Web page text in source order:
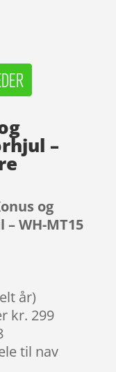
–
og
WH-MT15
år)
kr. 299
til nav